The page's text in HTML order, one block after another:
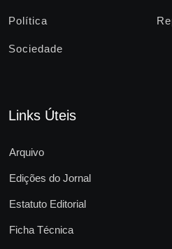
Política
Sociedade
Links Úteis
Arquivo
Edições do Jornal
Estatuto Editorial
Ficha Técnica